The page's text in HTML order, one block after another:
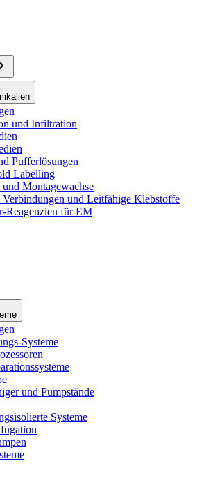
und Infiltration
Pufferlösungen
Labelling
Montagewachse
und Leitfähige Klebstoffe
Reagenzien für EM
Systeme
und Pumpstände
Systeme